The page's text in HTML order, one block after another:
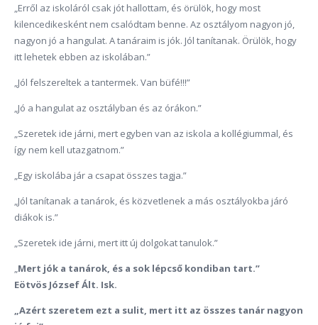
„Erről az iskoláról csak jót hallottam, és örülök, hogy most
kilencedikesként nem csalódtam benne. Az osztályom nagyon jó,
nagyon jó a hangulat. A tanáraim is jók. Jól tanítanak. Örülök, hogy
itt lehetek ebben az iskolában.”
„Jól felszereltek a tantermek. Van büfé!!!”
„Jó a hangulat az osztályban és az órákon.”
„Szeretek ide járni, mert egyben van az iskola a kollégiummal, és
így nem kell utazgatnom.”
„Egy iskolába jár a csapat összes tagja.”
„Jól tanítanak a tanárok, és közvetlenek a más osztályokba járó
diákok is.”
„Szeretek ide járni, mert itt új dolgokat tanulok.”
Mert jók a tanárok, és a sok lépcső kondiban tart.”
Eötvös József Ált. Isk.
„Azért szeretem ezt a sulit, mert itt az összes tanár nagyon